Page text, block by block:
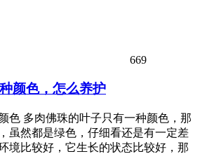
669
颜色，怎么养护
色 多肉佛珠的叶子只有一种颜色，那
虽然都是绿色，仔细看还是有一定差
境比较好，它生长的状态比较好，那